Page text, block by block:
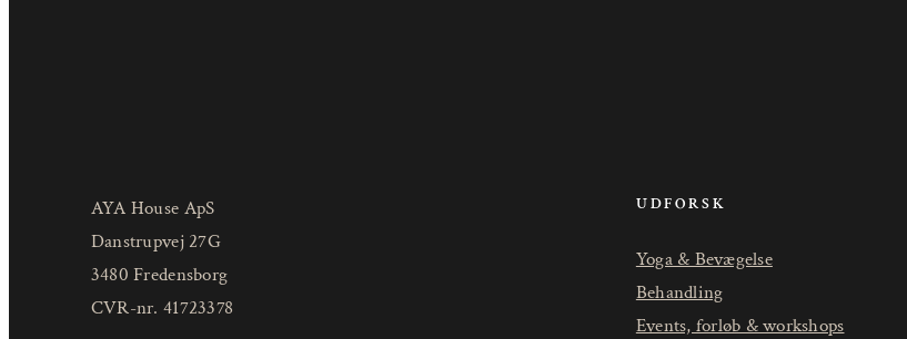
AYA House ApS
Danstrupvej 27G
3480 Fredensborg
CVR-nr. 41723378
UDFORSK
Yoga & Bevægelse
Behandling
Events, forløb & workshops